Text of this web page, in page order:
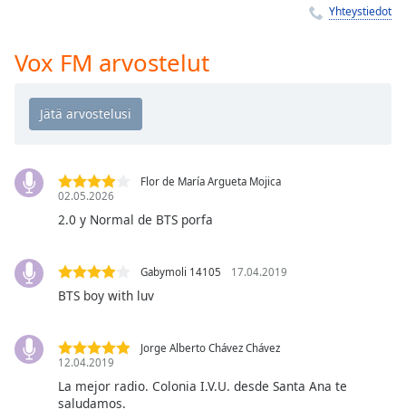
Chapters
Descriptions
off
,
selected
subtitles
settings,
settings
dialog
subtitles
,
Yhteystiedot
Vox FM arvostelut
Flor de María Argueta Mojica
02.05.2026
2.0 y Normal de BTS porfa
Gabymoli 14105 17.04.2019
BTS boy with luv
Jorge Alberto Chávez Chávez
12.04.2019
La mejor radio. Colonia I.V.U. desde Santa Ana te
saludamos.